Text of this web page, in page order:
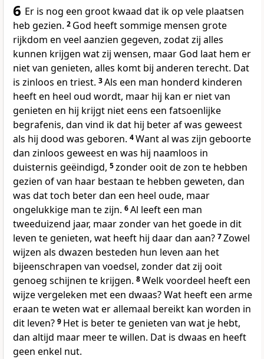
6 Er is nog een groot kwaad dat ik op vele plaatsen
heb gezien. 2 God heeft sommige mensen grote
rijkdom en veel aanzien gegeven, zodat zij alles
kunnen krijgen wat zij wensen, maar God laat hem er
niet van genieten, alles komt bij anderen terecht. Dat
is zinloos en triest. 3Als een man honderd kinderen
heeft en heel oud wordt, maar hij kan er niet van
genieten en hij krijgt niet eens een fatsoenlijke
begrafenis, dan vind ik dat hij beter af was geweest
als hij dood was geboren. 4Want al was zijn geboorte
dan zinloos geweest en was hij naamloos in
duisternis geëindigd, 5zonder ooit de zon te hebben
gezien of van haar bestaan te hebben geweten, dan
was dat toch beter dan een heel oude, maar
ongelukkige man te zijn. 6Al leeft een man
tweeduizend jaar, maar zonder van het goede in dit
leven te genieten, wat heeft hij daar dan aan? 7Zowel
wijzen als dwazen besteden hun leven aan het
bijeenschrapen van voedsel, zonder dat zij ooit
genoeg schijnen te krijgen. 8Welk voordeel heeft een
wijze vergeleken met een dwaas? Wat heeft een arme
eraan te weten wat er allemaal bereikt kan worden in
dit leven? 9 Het is beter te genieten van wat je hebt,
dan altijd maar meer te willen. Dat is dwaas en heeft
geen enkel nut.